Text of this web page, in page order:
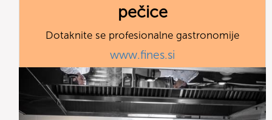
pečice
Dotaknite se profesionalne gastronomije
www.fines.si